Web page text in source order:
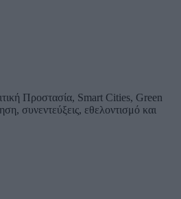
Προστασία, Smart Cities, Green
συνεντεύξεις, εθελοντισμό και